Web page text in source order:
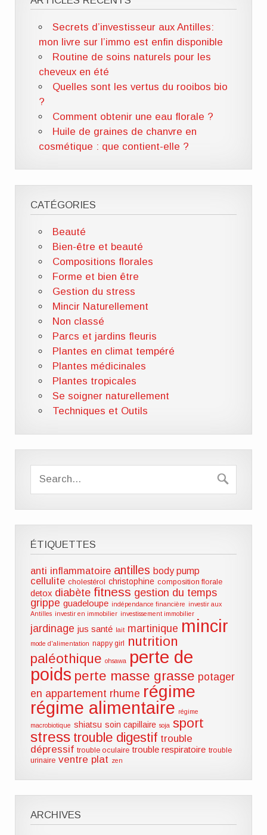
Secrets d’investisseur aux Antilles:
mon livre sur l’immo est enfin disponible
Routine de soins naturels pour les
cheveux en été
Quelles sont les vertus du rooibos bio
?
Comment obtenir une eau florale ?
Huile de graines de chanvre en
cosmétique : que contient-elle ?
CATÉGORIES
Beauté
Bien-être et beauté
Compositions florales
Forme et bien être
Gestion du stress
Mincir Naturellement
Non classé
Parcs et jardins fleuris
Plantes en climat tempéré
Plantes médicinales
Plantes tropicales
Se soigner naturellement
Techniques et Outils
ÉTIQUETTES
anti inflammatoire antilles body pump
cellulite cholestérol christophine composition florale
detox diabète fitness gestion du temps
grippe guadeloupe indépendance financière investir aux
Antilles investir en immobilier investissement immobilier
jardinage jus santé lait martinique mincir
mode d'alimentation nappy girl nutrition
paléothique ohsawa
perte de
poids perte masse grasse potager
en appartement rhume régime
régime alimentaire régime
macrobiotique shiatsu soin capillaire soja sport
stress trouble digestif trouble
dépressif trouble oculaire trouble respiratoire trouble
urinaire ventre plat zen
ARCHIVES